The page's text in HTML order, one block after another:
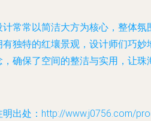
常常以简洁大方为核心，整体
独特的红壤景观，设计师们巧
确保了空间的整洁与实用，让珠
出处：http://www.j0756.com/